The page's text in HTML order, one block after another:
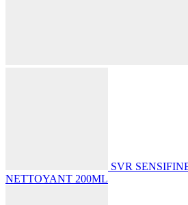
SVR
NETTOYANT 200ML